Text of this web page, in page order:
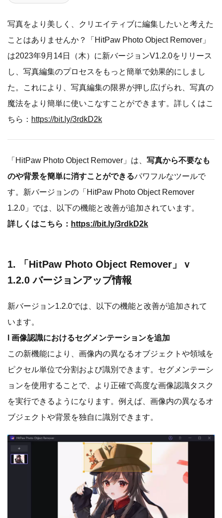
写真をより美しく、クリエイティブに編集したいと考えた
ことはありませんか？「HitPaw Photo Object Remover」
は2023年9月14日（木）に新バージョンV1.2.0をリリース
し、写真編集のプロセスをもっと簡単で効果的にしまし
た。これにより、写真編集の限界が押し広げられ、写真の
魔法をより簡単に使いこなすことができます。詳しくはこ
ちら： https://bit.ly/3rdkD2k
「HitPaw Photo Object Remover」は、 写真から不要なも
のや背景を簡単に消すことができるパワフルなツールで
す。新バージョンの「HitPaw Photo Object Remover
1.2.0」では、以下の機能と改善が追加されています。
詳しくはこちら： https://bit.ly/3rdkD2k
1. 「HitPaw Photo Object Remover」ｖ
1.2.0 バージョンアップ情報
新バージョン1.2.0では、以下の機能と改善が追加されて
います。
l 画像認識におけるセグメンテーションを追加
この新機能により、画像内の異なるオブジェクトや領域を
ピクセル単位で分割および識別できます。セグメンテーシ
ョンを使用することで、より正確で高度な画像認識タスク
を実行できるようになります。例えば、画像内の異なるオ
ブジェクトや背景を独自に識別できます。